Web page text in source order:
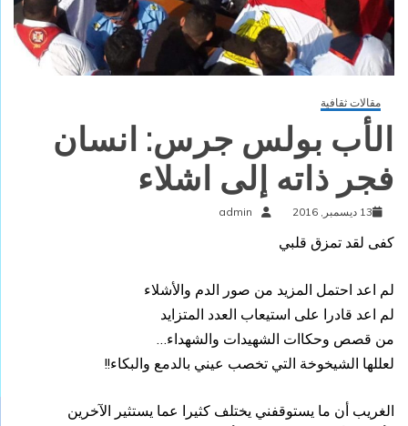
مقالات ثقافية
الأب بولس جرس: انسان
فجر ذاته إلى اشلاء
13 ديسمبر, 2016 admin
كفى لقد تمزق قلبي
لم اعد احتمل المزيد من صور الدم والأشلاء
لم اعد قادرا على استيعاب العدد المتزايد
من قصص وحكاات الشهيدات والشهداء
لعللها الشيخوخة التي تخصب عيني بالدمع والبكاء!!
الغريب أن ما يستوقفني يختلف كثيرا عما يستثير الآخرين